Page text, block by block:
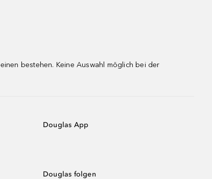
bestehen. Keine Auswahl möglich bei der
Douglas App
Douglas folgen